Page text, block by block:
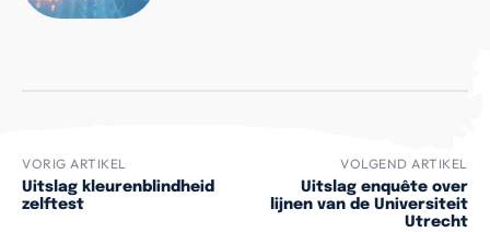
VORIG ARTIKEL
Uitslag kleurenblindheid
zelftest
VOLGEND ARTIKEL
Uitslag enquête over
lijnen van de Universiteit
Utrecht